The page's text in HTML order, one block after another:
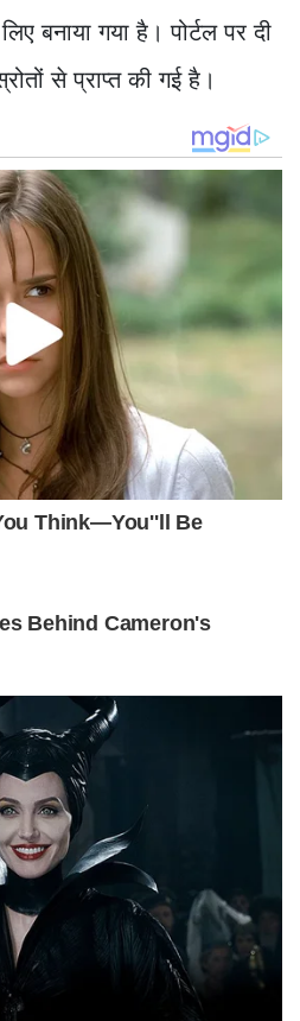
बनाया गया है। पोर्टल पर दी
से प्राप्त की गई है।